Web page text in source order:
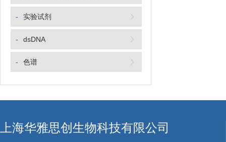
- 实验试剂
- dsDNA
- 色谱
上海华雅思创生物科技有限公司